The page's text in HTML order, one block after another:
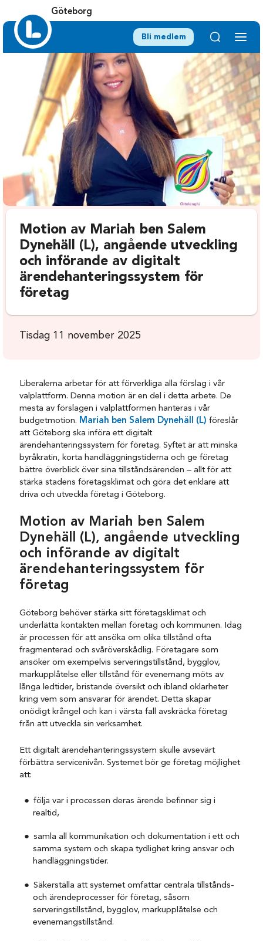
Göteborg
Bli medlem
Motion av Mariah ben Salem
Dynehäll (L), angående utveckling
och införande av digitalt
ärendehanteringssystem för
företag
Tisdag 11 november 2025
Liberalerna arbetar för att förverkliga alla förslag i vår
valplattform. Denna motion är en del i detta arbete. De
mesta av förslagen i valplattformen hanteras i vår
budgetmotion. Mariah ben Salem Dynehäll (L) föreslår
att Göteborg ska införa ett digitalt
ärendehanteringssystem för företag. Syftet är att minska
byråkratin, korta handläggningstiderna och ge företag
bättre överblick över sina tillståndsärenden – allt för att
stärka stadens företagsklimat och göra det enklare att
driva och utveckla företag i Göteborg.
Motion av Mariah ben Salem
Dynehäll (L), angående utveckling
och införande av digitalt
ärendehanteringssystem för
företag
Göteborg behöver stärka sitt företagsklimat och
underlätta kontakten mellan företag och kommunen. Idag
är processen för att ansöka om olika tillstånd ofta
fragmenterad och svåröverskådlig. Företagare som
ansöker om exempelvis serveringstillstånd, bygglov,
markupplåtelse eller tillstånd för evenemang möts av
långa ledtider, bristande översikt och ibland oklarheter
kring vem som ansvarar för ärendet. Detta skapar
onödigt krångel och kan i värsta fall avskräcka företag
från att utveckla sin verksamhet.
Ett digitalt ärendehanteringssystem skulle avsevärt
förbättra servicenivån. Systemet bör ge företag möjlighet
att:
följa var i processen deras ärende befinner sig i
realtid,
samla all kommunikation och dokumentation i ett och
samma system och skapa tydlighet kring ansvar och
handläggningstider.
Säkerställa att systemet omfattar centrala tillstånds-
och ärendeprocesser för företag, såsom
serveringstillstånd, bygglov, markupplåtelse och
evenemangstillstånd.